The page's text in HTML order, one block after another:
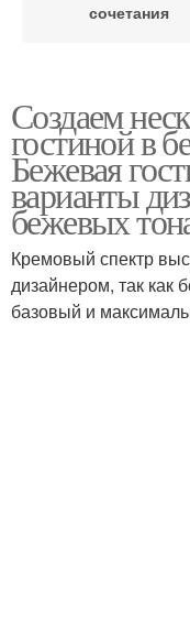
сочетания
Аналогичное
Создаем
гостиной в
Бежевая
варианты
бежевых
Кремовый спектр
дизайнером, так как
базовый и